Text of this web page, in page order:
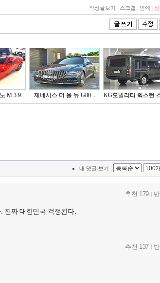
작성글보기 스크랩 인쇄
M 3.9.. 제네시스 더 올 뉴 G80 ..
KG모빌리티 렉스턴
내 댓글 보기
진짜 대한민국 걱정된다.
추천 179
추천 137